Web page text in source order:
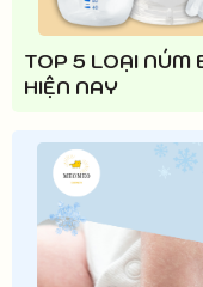
TOP 5 LOẠI NÚM
HIỆN NAY